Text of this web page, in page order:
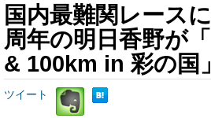
国内最難関レース
周年の明日香野が
& 100km in 彩の国
ツイート